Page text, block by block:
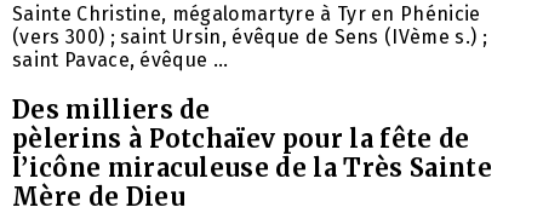
Sainte Christine, mégalomartyre à Tyr en Phénicie
(vers 300) ; saint Ursin, évêque de Sens (IVème s.) ;
saint Pavace, évêque ...
Des milliers de
pèlerins à Potchaïev pour la fête de
l’icône miraculeuse de la Très Sainte
Mère de Dieu